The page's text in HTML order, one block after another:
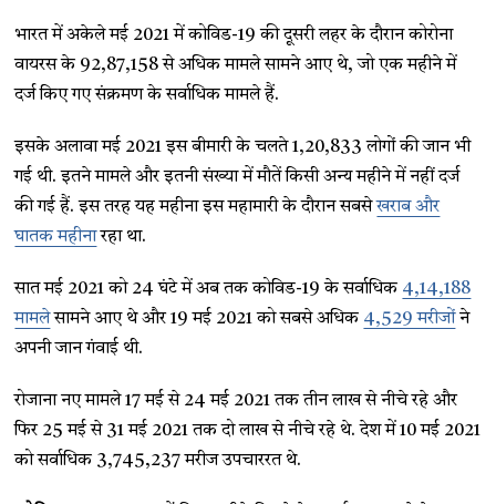
भारत में अकेले मई 2021 में कोविड-19 की दूसरी लहर के दौरान कोरोना
वायरस के 92,87,158 से अधिक मामले सामने आए थे, जो एक महीने में
दर्ज किए गए संक्रमण के सर्वाधिक मामले हैं.
इसके अलावा मई 2021 इस बीमारी के चलते 1,20,833 लोगों की जान भी
गई थी. इतने मामले और इतनी संख्या में मौतें किसी अन्य महीने में नहीं दर्ज
की गई हैं. इस तरह यह महीना इस महामारी के दौरान सबसेखराब और
घातक महीनारहा था.
सात मई 2021 को 24 घंटे में अब तक कोविड-19 के सर्वाधिक 4,14,188
मामलेसामने आए थे और 19 मई 2021 को सबसे अधिक 4,529 मरीजोंने
अपनी जान गंवाई थी.
रोजाना नए मामले 17 मई से 24 मई 2021 तक तीन लाख से नीचे रहे और
फिर 25 मई से 31 मई 2021 तक दो लाख से नीचे रहे थे. देश में 10 मई 2021
को सर्वाधिक 3,745,237 मरीज उपचाररत थे.